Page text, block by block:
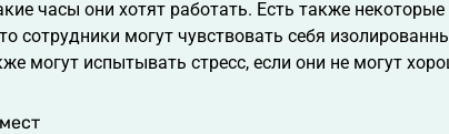
часы они хотят работать. Есть также
сотрудники могут чувствовать себя
могут испытывать стресс, если они не могут